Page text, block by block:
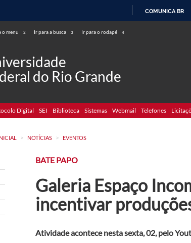
COMUNICA BR
o menu 2 Ir para a busca 3 Ir para o rodapé 4
do Rio Grande
Digital SEI Biblioteca Sistemas Webmail Telefones
> NOTÍCIAS > EVENTOS
BATE PAPO
Galeria Espaço
incentivar
Atividade acontece nesta sexta, 02, pelo